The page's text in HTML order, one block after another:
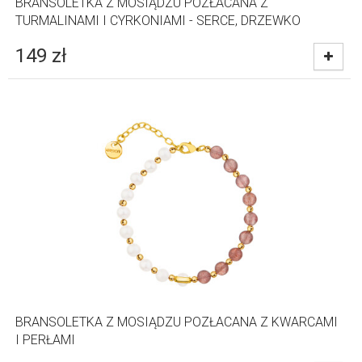
TURMALINAMI I CYRKONIAMI - SERCE, DRZEWKO
149 zł
BRANSOLETKA Z MOSIĄDZU POZŁACANA Z KWARCAMI
I PERŁAMI